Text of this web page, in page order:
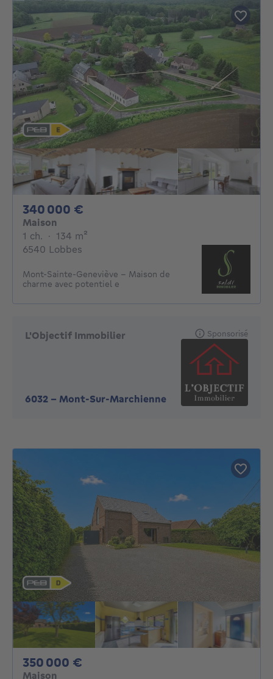
340 000 €
Maison
1 ch. 1 chambre
· 134 m²
6540 Lobbes
Mont-Sainte-Geneviève – Maison de
charme avec potentiel e
L'Objectif Immobilier
6032 - Mont-Sur-Marchienne
Sponsorisé
350 000 €
Maison